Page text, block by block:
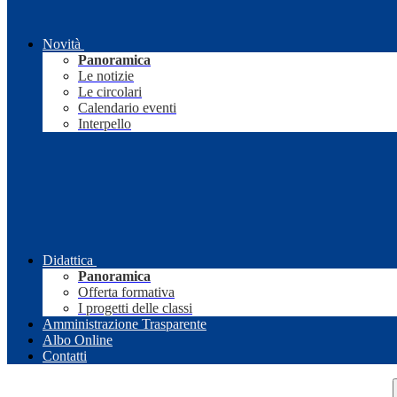
Novità
Panoramica
Le notizie
Le circolari
Calendario eventi
Interpello
Didattica
Panoramica
Offerta formativa
I progetti delle classi
Amministrazione Trasparente
Albo Online
Contatti